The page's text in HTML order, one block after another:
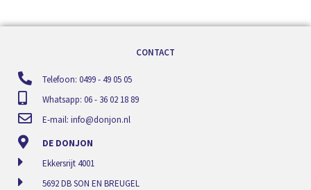
CONTACT
Telefoon: 0499 - 49 05 05
Whatsapp: 06 - 36 02 18 89
E-mail: info@donjon.nl
DE DONJON
Ekkersrijt 4001
5692 DB SON EN BREUGEL